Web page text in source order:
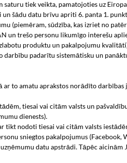
tiek veikta, pamatojoties uz
šādu datu brīvu apriti 6. panta 1.
(piemēram, sūdzība, kas izriet no
un trešo personu likumīgo interešu
produktu un pakalpojumu
darbību padarītu sistemātisku un
to amatu aprakstos norādīto
tiesai vai citām valsts un
dienests).
tikt nodoti tiesai vai citām valsts
sniegtos pakalpojumus
datu apstrādi. Tāpēc